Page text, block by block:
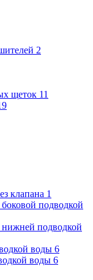
2
щеток 11
клапана 1
подводкой
нижней подводкой
воды 6
воды 6